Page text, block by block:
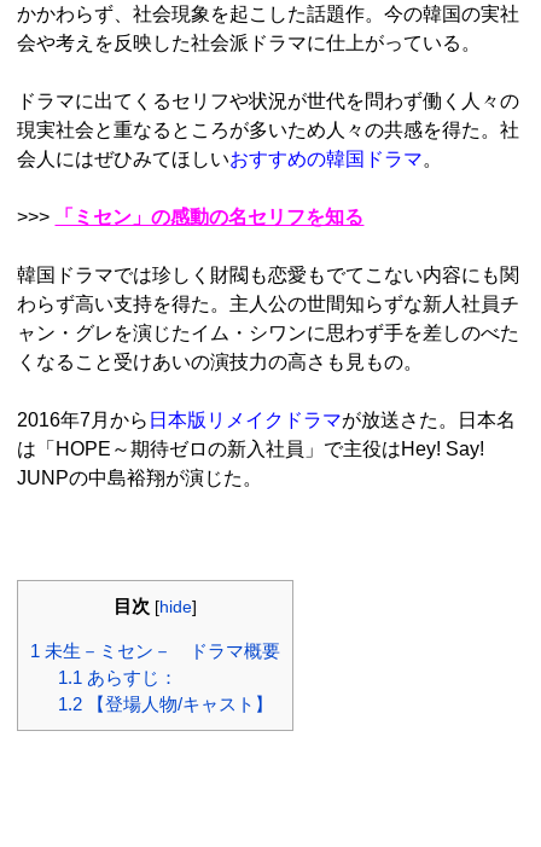
かかわらず、社会現象を起こした話題作。今の韓国の実社
会や考えを反映した社会派ドラマに仕上がっている。
ドラマに出てくるセリフや状況が世代を問わず働く人々の
現実社会と重なるところが多いため人々の共感を得た。社
会人にはぜひみてほしいおすすめの韓国ドラマ。
>>> 「ミセン」の感動の名セリフを知る
韓国ドラマでは珍しく財閥も恋愛もでてこない内容にも関
わらず高い支持を得た。主人公の世間知らずな新人社員チ
ャン・グレを演じたイム・シワンに思わず手を差しのべた
くなること受けあいの演技力の高さも見もの。
2016年7月から 日本版リメイクドラマが放送さた。日本名
は「HOPE～期待ゼロの新入社員」で主役はHey! Say!
JUNPの中島裕翔が演じた。
目次 [hide]
1 未生－ミセン－ ドラマ概要
1.1 あらすじ：
1.2 【登場人物/キャスト】